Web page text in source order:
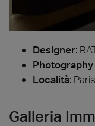
Designer:
Località:
Galleria